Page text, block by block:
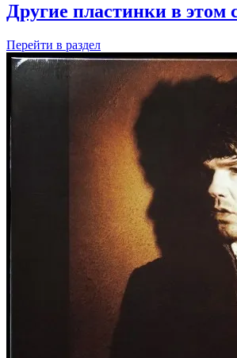
Другие пластинки в этом
Перейти в раздел